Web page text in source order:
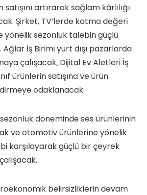
artırarak sağlam kârlılığı
Şirket, TV’lerde katma değeri
yönelik sezonluk talebin güçlü
Ağlar İş Birimi yurt dışı pazarlarda
çalışacak, Dijital Ev Aletleri İş
ürünlerin satışına ve ürün
odaklanacak.
döneminde ses ürünlerinin
ve otomotiv ürünlerine yönelik
karşılayarak güçlü bir çeyrek
belirsizliklerin devam